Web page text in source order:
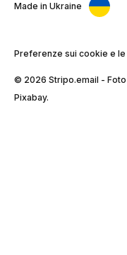
Made in Ukraine
Preferenze sui cookie e
© 2026 Stripо.email -
Pixabay.